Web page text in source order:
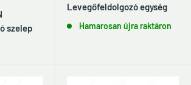
szelep
Levegőfeldolgozó egység
Hamarosan újra raktáron